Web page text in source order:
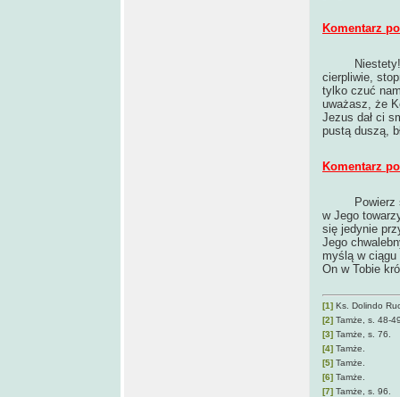
Komentarz
cierpliwie,
tylko czuć
uważasz, że
Jezus dał ci
pustą duszą,
Komentarz
w Jego
się jedynie
Jego
myślą w
On w Tobie
[1] Ks. Dolindo
[2] Tamże, s. 48-
[3] Tamże, s. 76.
[4] Tamże.
[5] Tamże.
[6] Tamże.
[7] Tamże, s. 96.